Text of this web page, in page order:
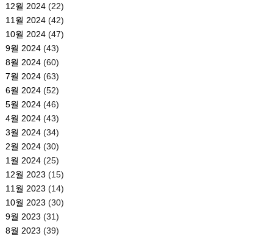
12월 2024(22)
11월 2024(42)
10월 2024(47)
9월 2024(43)
8월 2024(60)
7월 2024(63)
6월 2024(52)
5월 2024(46)
4월 2024(43)
3월 2024(34)
2월 2024(30)
1월 2024(25)
12월 2023 (15)
11월 2023 (14)
10월 2023 (30)
9월 2023 (31)
8월 2023 (39)